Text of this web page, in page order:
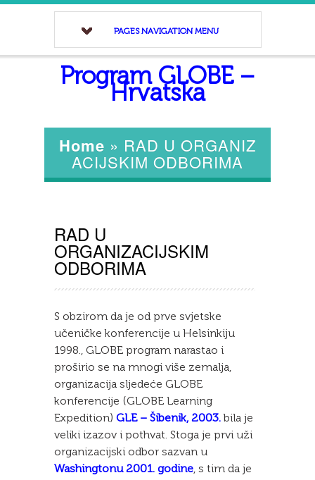
PAGES NAVIGATION MENU
Program GLOBE –
Hrvatska
Home » RAD U ORGANIZ
ACIJSKIM ODBORIMA
RAD U
ORGANIZACIJSKIM
ODBORIMA
S obzirom da je od prve svjetske
učeničke konferencije u Helsinkiju
1998., GLOBE program narastao i
proširio se na mnogi više zemalja,
organizacija sljedeće GLOBE
konferencije (GLOBE Learning
Expedition) GLE – Šibenik, 2003.bila je
veliki izazov i pothvat. Stoga je prvi uži
organizacijski odbor sazvan u
Washingtonu 2001. godine, s tim da je